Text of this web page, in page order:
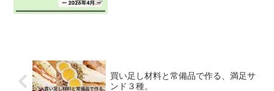
買い足し材料と常備品で作る、満足サ
ンド３種。